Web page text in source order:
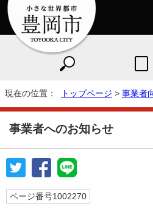
現在の位置： トップページ > 事業者
事業者へのお知らせ
ページ番号1002270